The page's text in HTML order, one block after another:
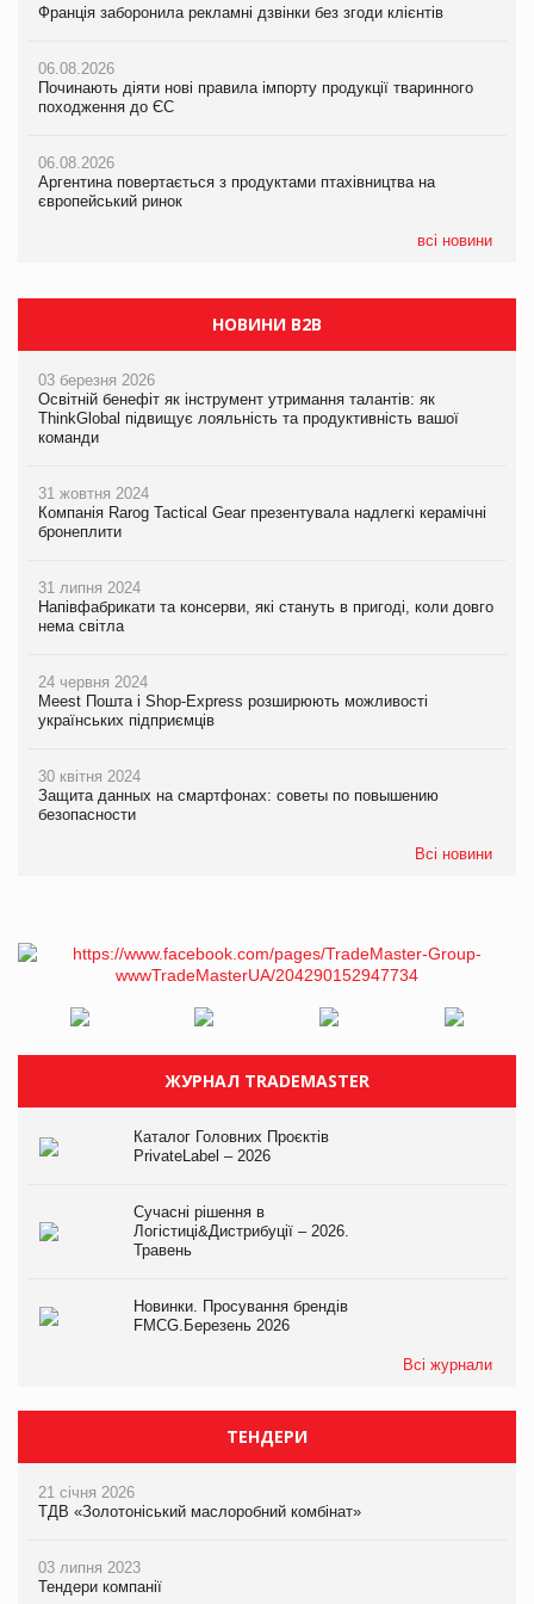
Франція заборонила рекламні дзвінки без згоди клієнтів
06.08.2026
Починають діяти нові правила імпорту продукції тваринного
походження до ЄС
06.08.2026
Аргентина повертається з продуктами птахівництва на
європейський ринок
всі новини
Франція заборонила рекламні дзвінки без згоди клієнтів
06.08.2026
Починають діяти нові правила імпорту продукції тваринного
походження до ЄС
06.08.2026
Аргентина повертається з продуктами птахівництва на
європейський ринок
Франція заборонила рекламні дзвінки без згоди клієнтів
06.08.2026
Починають діяти нові правила імпорту продукції тваринного
походження до ЄС
06.08.2026
Аргентина повертається з продуктами птахівництва на
європейський ринок
НОВИНИ B2B
03 березня 2026
Освітній бенефіт як інструмент утримання талантів: як
ThinkGlobal підвищує лояльність та продуктивність вашої
команди
31 жовтня 2024
Компанія Rarog Tactical Gear презентувала надлегкі керамічні
бронеплити
31 липня 2024
Напівфабрикати та консерви, які стануть в пригоді, коли довго
нема світла
24 червня 2024
Meest Пошта і Shop-Express розширюють можливості
українських підприємців
30 квітня 2024
Защита данных на смартфонах: советы по повышению
безопасности
Всі новини
ЖУРНАЛ TRADEMASTER
Каталог Головних Проєктів
PrivateLabel – 2026
Сучасні рішення в
Логістиці&Дистрибуції – 2026.
Травень
Новинки. Просування брендів
FMCG.Березень 2026
Всі журнали
ТЕНДЕРИ
21 січня 2026
ТДВ «Золотоніський маслоробний комбінат»
03 липня 2023
Тендери компанії